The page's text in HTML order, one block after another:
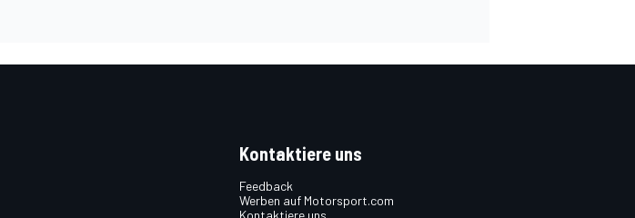
Kontaktiere uns
Feedback
Werben auf Motorsport.com
Kontaktiere uns